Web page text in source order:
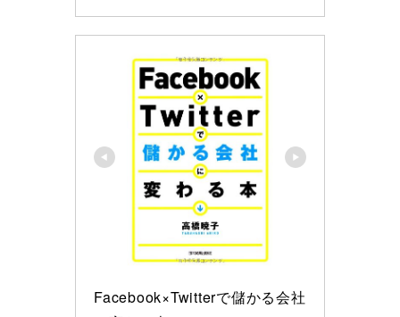
Facebook×Twitterで儲かる会社